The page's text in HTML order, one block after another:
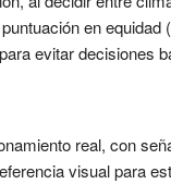
en
evitar decisiones
real, con
visual para